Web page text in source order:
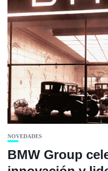
NOVEDADES
BMW Group